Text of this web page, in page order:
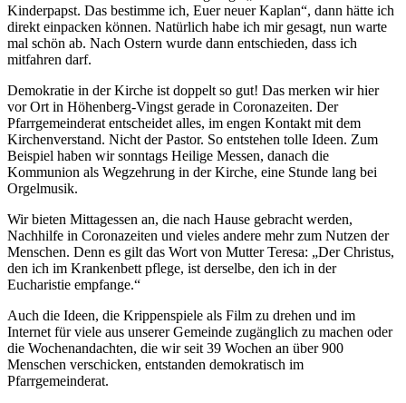
Kinderpapst. Das bestimme ich, Euer neuer Kaplan“, dann hätte ich
direkt einpacken können. Natürlich habe ich mir gesagt, nun warte
mal schön ab. Nach Ostern wurde dann entschieden, dass ich
mitfahren darf.
Demokratie in der Kirche ist doppelt so gut! Das merken wir hier
vor Ort in Höhenberg-Vingst gerade in Coronazeiten. Der
Pfarrgemeinderat entscheidet alles, im engen Kontakt mit dem
Kirchenverstand. Nicht der Pastor. So entstehen tolle Ideen. Zum
Beispiel haben wir sonntags Heilige Messen, danach die
Kommunion als Wegzehrung in der Kirche, eine Stunde lang bei
Orgelmusik.
Wir bieten Mittagessen an, die nach Hause gebracht werden,
Nachhilfe in Coronazeiten und vieles andere mehr zum Nutzen der
Menschen. Denn es gilt das Wort von Mutter Teresa: „Der Christus,
den ich im Krankenbett pflege, ist derselbe, den ich in der
Eucharistie empfange.“
Auch die Ideen, die Krippenspiele als Film zu drehen und im
Internet für viele aus unserer Gemeinde zugänglich zu machen oder
die Wochenandachten, die wir seit 39 Wochen an über 900
Menschen verschicken, entstanden demokratisch im
Pfarrgemeinderat.